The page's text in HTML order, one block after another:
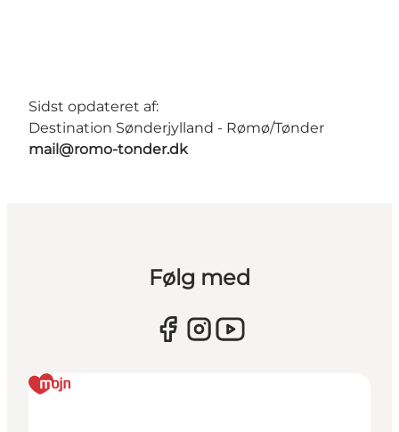
Sidst opdateret af:
Destination Sønderjylland - Rømø/Tønder
mail@romo-tonder.dk
Følg med